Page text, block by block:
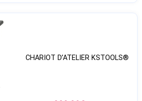
CHARIOT D’ATELIER KSTOOLS®